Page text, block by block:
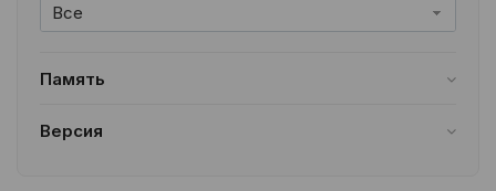
Все
Память
Версия